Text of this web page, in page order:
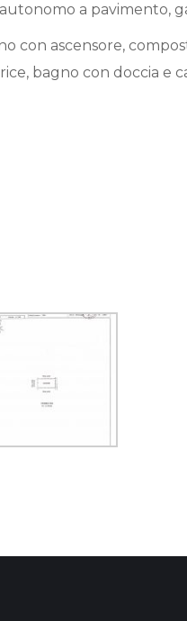
a pavimento,
con ascensore,
bagno con doccia e